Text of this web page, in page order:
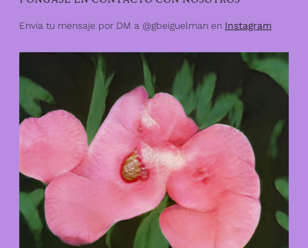
Envía tu mensaje por DM a @gbeiguelman en Instagram